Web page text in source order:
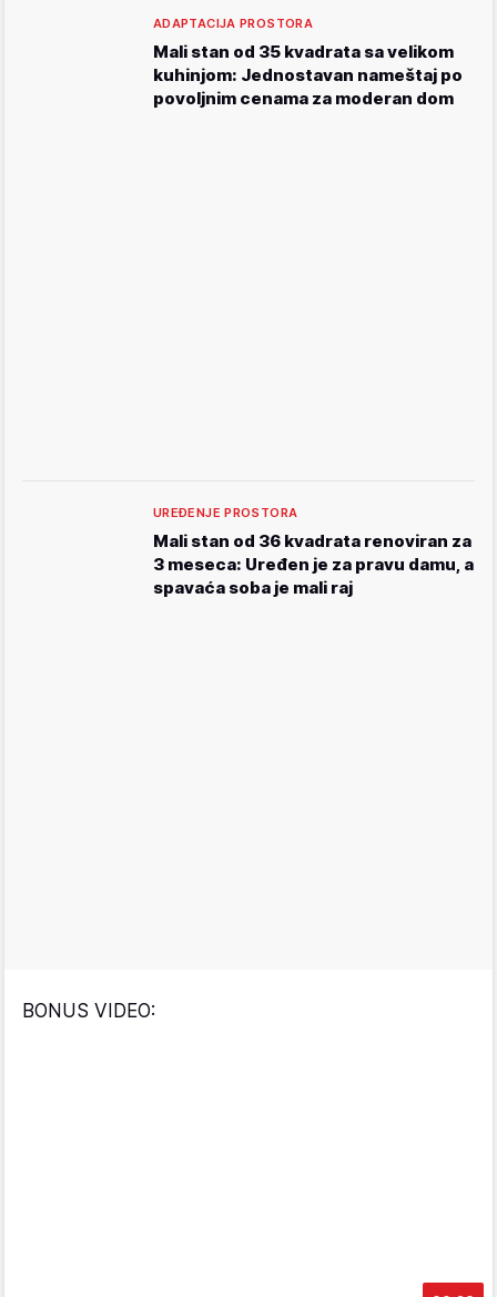
ADAPTACIJA PROSTORA
Mali stan od 35 kvadrata sa velikom
kuhinjom: Jednostavan nameštaj po
povoljnim cenama za moderan dom
UREĐENJE PROSTORA
Mali stan od 36 kvadrata renoviran za
3 meseca: Uređen je za pravu damu, a
spavaća soba je mali raj
BONUS VIDEO: